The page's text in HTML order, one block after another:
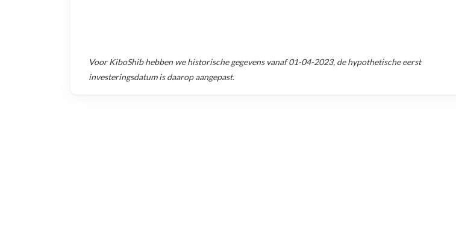
VoorKiboShibhebben we historische gegevens vanaf01-04-2023, de hypothetische eerst
investeringsdatum is daarop aangepast.